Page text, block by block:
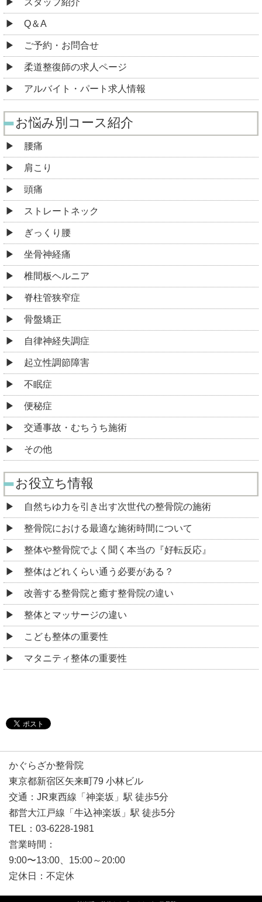
Q＆A
ご予約・お問合せ
柔道整復師の求人ページ
アルバイト・パート求人情報
お悩み別コース紹介
腰痛
肩こり
頭痛
ストレートネック
ぎっくり腰
坐骨神経痛
椎間板ヘルニア
脊柱管狭窄症
骨盤矯正
自律神経失調症
起立性調節障害
不眠症
便秘症
交通事故・むちうち施術
その他
お役立ち情報
自然ちゆ力を引き出す次世代の整骨院の施術
整骨院における最適な施術時間について
整体や整骨院でよく聞く本当の『好転反応』
整体はどれくらい通う必要がある？
改善する整骨院と癒す整骨院の違い
整体とマッサージの違い
こども整体の重要性
マタニティ整体の重要性
かぐらざか整骨院
東京都新宿区矢来町79 小林ビル
交通：JR東西線「神楽坂」駅 徒歩5分
都営大江戸線「牛込神楽坂」駅 徒歩5分
TEL：03-6228-1981
営業時間：
9:00〜13:00、15:00～20:00
定休日：不定休